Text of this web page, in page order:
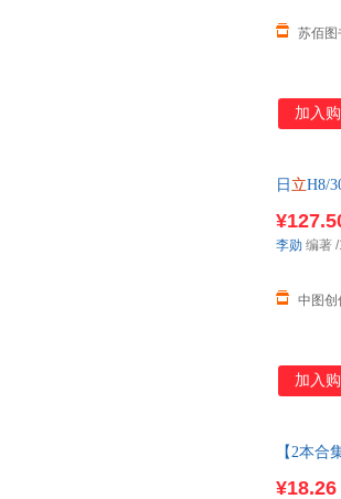
苏佰图
加入
日 立H8/
中图创
李勋 编著
加入
【2本合
¥18.26